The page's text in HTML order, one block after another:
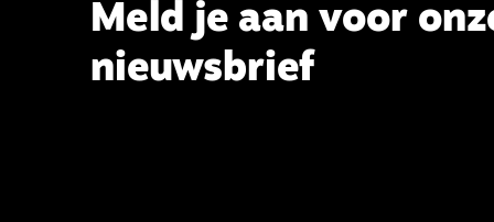
Meld je aan voor
nieuwsbrief